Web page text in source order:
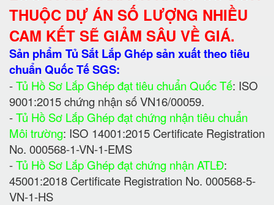
THUỘC DỰ ÁN SỐ LƯỢNG NHIỀU
CAM KẾT SẼ GIẢM SÂU VỀ GIÁ.
Sản phẩm Tủ Sắt Lắp Ghép sản xuất theo tiêu
chuẩn Quốc Tế SGS:
-Tủ Hồ Sơ Lắp Ghép đạt tiêu chuẩn Quốc Tế: ISO
9001:2015 chứng nhận số VN16/00059.
-Tủ Hồ Sơ Lắp Ghép đạt chứng nhận tiêu chuẩn
Môi trường: ISO 14001:2015 Certificate Registration
No. 000568-1-VN-1-EMS
-Tủ Hồ Sơ Lắp Ghép đạt chứng nhận ATLĐ:
45001:2018 Certificate Registration No. 000568-5-
VN-1-HS